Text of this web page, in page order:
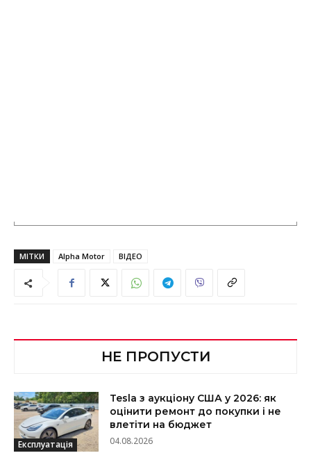
МІТКИ Alpha Motor ВІДЕО
НЕ ПРОПУСТИ
Експлуатація
Tesla з аукціону США у 2026: як
оцінити ремонт до покупки і не
влетіти на бюджет
04.08.2026